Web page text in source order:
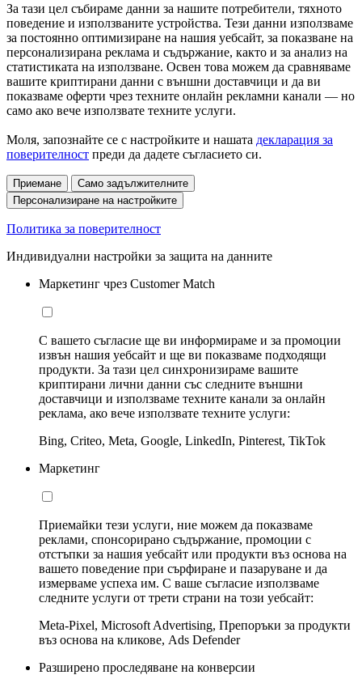
За тази цел събираме данни за нашите потребители, тяхното
поведение и използваните устройства. Тези данни използваме
за постоянно оптимизиране на нашия уебсайт, за показване на
персонализирана реклама и съдържание, както и за анализ на
статистиката на използване. Освен това можем да сравняваме
вашите криптирани данни с външни доставчици и да ви
показваме оферти чрез техните онлайн рекламни канали — но
само ако вече използвате техните услуги.
Моля, запознайте се с настройките и нашата декларация за
поверителност преди да дадете съгласието си.
Приемане
Само задължителните
Персонализиране на настройките
Политика за поверителност
Индивидуални настройки за защита на данните
Маркетинг чрез Customer Match
С вашето съгласие ще ви информираме и за промоции
извън нашия уебсайт и ще ви показваме подходящи
продукти. За тази цел синхронизираме вашите
криптирани лични данни със следните външни
доставчици и използваме техните канали за онлайн
реклама, ако вече използвате техните услуги:
Bing, Criteo, Meta, Google, LinkedIn, Pinterest, TikTok
Маркетинг
Приемайки тези услуги, ние можем да показваме
реклами, спонсорирано съдържание, промоции с
отстъпки за нашия уебсайт или продукти въз основа на
вашето поведение при сърфиране и пазаруване и да
измерваме успеха им. С ваше съгласие използваме
следните услуги от трети страни на този уебсайт:
Meta-Pixel, Microsoft Advertising, Препоръки за продукти
въз основа на кликове, Ads Defender
Разширено проследяване на конверсии